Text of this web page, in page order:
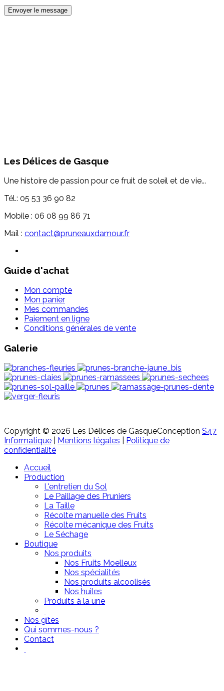
Envoyer le message
Les Délices de Gasque
Une histoire de passion pour ce fruit de soleil et de vie...
Tél.: 05 53 36 90 82
Mobile : 06 08 99 86 71
Mail : contact@pruneauxdamour.fr
Guide d'achat
Mon compte
Mon panier
Mes commandes
Paiement en ligne
Conditions générales de vente
Galerie
Copyright © 2026 Les Délices de GasqueConception S47
Informatique
Mentions légales
Politique de
confidentialité
Accueil
Production
L'entretien du Sol
Le Paillage des Pruniers
La Taille
Récolte manuelle des Fruits
Récolte mécanique des Fruits
Le Séchage
Boutique
Nos produits
Nos Fruits Moelleux
Nos spécialités
Nos produits alcoolisés
Nos huiles
Produits à la une
Nos gîtes
Qui sommes-nous ?
Contact